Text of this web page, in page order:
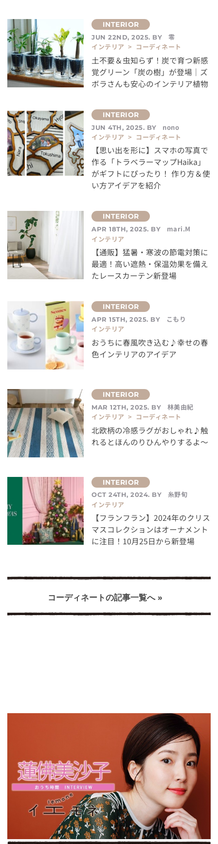
JUN 22ND, 2025. BY
零
インテリア > コーディネート
土不要＆虫知らず！炭で育つ新感
覚グリーン「炭の樹」が登場｜ズ
ボラさんも安心のインテリア植物
JUN 4TH, 2025. BY
nono
インテリア > コーディネート
【思い出を形に】スマホの写真で
作る「トラベラーマップHaika」
がギフトにぴったり！ 作り方＆使
い方アイデアを紹介
APR 18TH, 2025. BY
mari.M
インテリア
【通販】猛暑・寒波の節電対策に
最適！高い遮熱・保温効果を備え
たレースカーテン新登場
APR 15TH, 2025. BY
こもり
インテリア
おうちに春風吹き込む♪幸せの春
色インテリアのアイデア
MAR 12TH, 2025. BY
林美由紀
インテリア > コーディネート
北欧柄の冷感ラグがおしゃれ♪触
れるとほんのりひんやりするよ～
OCT 24TH, 2024. BY
糸野旬
インテリア
【フランフラン】2024年のクリス
マスコレクションはオーナメント
に注目！10月25日から新登場
コーディネートの記事一覧へ »